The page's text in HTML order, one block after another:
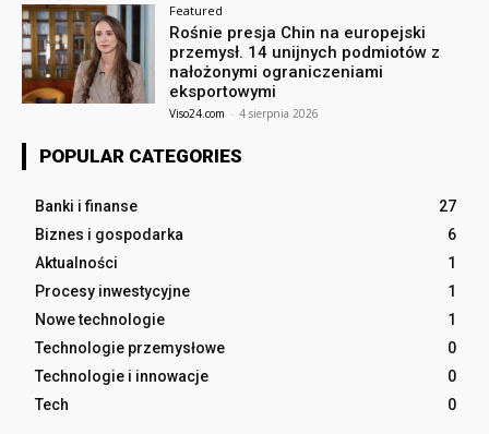
Featured
Rośnie presja Chin na europejski
przemysł. 14 unijnych podmiotów z
nałożonymi ograniczeniami
eksportowymi
Viso24.com - 4 sierpnia 2026
POPULAR CATEGORIES
Banki i finanse
27
Biznes i gospodarka
6
Aktualności
1
Procesy inwestycyjne
1
Nowe technologie
1
Technologie przemysłowe
0
Technologie i innowacje
0
Tech
0